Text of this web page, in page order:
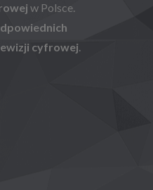
w Polsce.
cyfrowej.